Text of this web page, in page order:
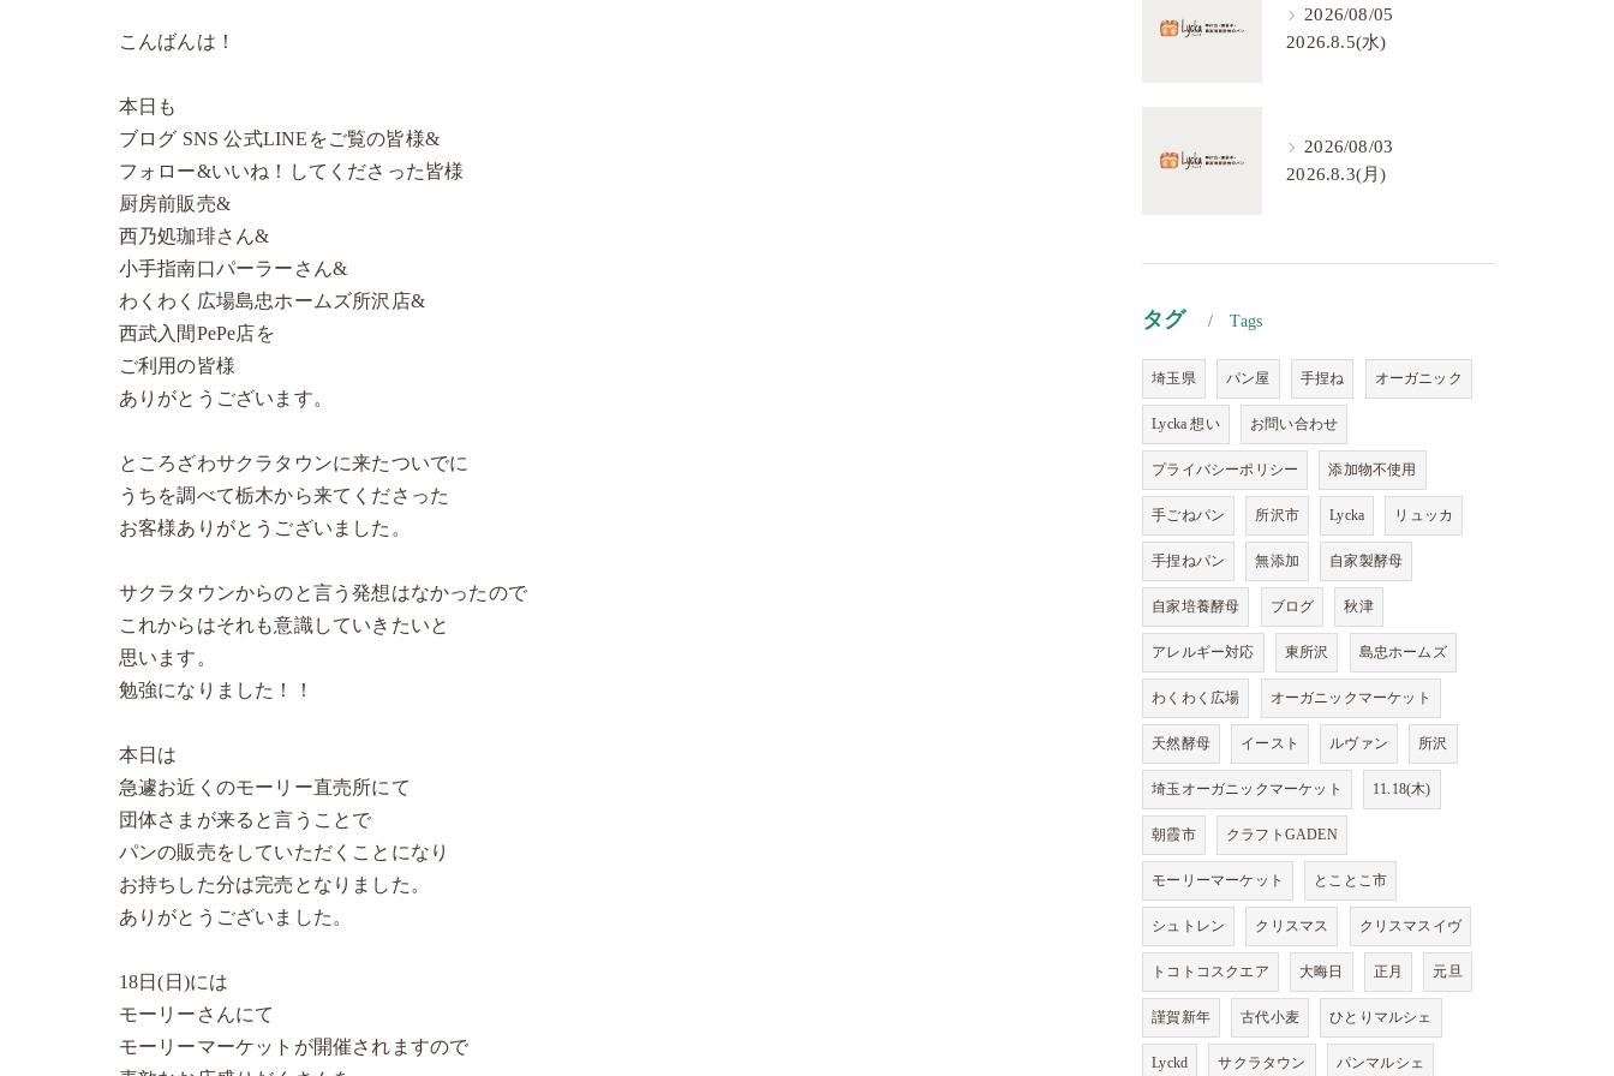
こんばんは！
本日も
ブログ SNS 公式LINEをご覧の皆様&
フォロー&いいね！してくださった皆様
厨房前販売&
西乃処珈琲さん&
小手指南口パーラーさん&
わくわく広場島忠ホームズ所沢店&
西武入間PePe店を
ご利用の皆様
ありがとうございます。
ところざわサクラタウンに来たついでに
うちを調べて栃木から来てくださった
お客様ありがとうございました。
サクラタウンからのと言う発想はなかったので
これからはそれも意識していきたいと
思います。
勉強になりました！！
本日は
急遽お近くのモーリー直売所にて
団体さまが来ると言うことで
パンの販売をしていただくことになり
お持ちした分は完売となりました。
ありがとうございました。
18日(日)には
モーリーさんにて
モーリーマーケットが開催されますので
2026/08/05
2026.8.5(水)
2026/08/03
2026.8.3(月)
タグ Tags
埼玉県 パン屋 手捏ね オーガニック
Lycka 想い お問い合わせ
プライバシーポリシー 添加物不使用
手ごねパン 所沢市 Lycka リュッカ
手捏ねパン 無添加 自家製酵母
自家培養酵母 ブログ 秋津
アレルギー対応 東所沢 島忠ホームズ
わくわく広場 オーガニックマーケット
天然酵母 イースト ルヴァン 所沢
埼玉オーガニックマーケット 11.18(木)
朝霞市 クラフトGADEN
モーリーマーケット とことこ市
シュトレン クリスマス クリスマスイヴ
トコトコスクエア 大晦日 正月 元旦
謹賀新年 古代小麦 ひとりマルシェ
Lyckd サクラタウン パンマルシェ